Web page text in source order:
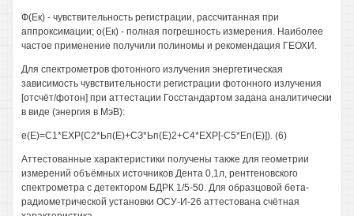
Ф(Ек) - чувствительность регистрации, рассчитанная при
аппроксимации; о(Ек) - полная погрешность измерения. Наиболее
частое применение получили полиномы и рекомендация ГЕОХИ.
Для спектрометров фотонного излучения энергетическая
зависимость чувствительности регистрации фотонного излучения
[отсчёт/фотон] при аттестации Госстандартом задана аналитически
в виде (энергия в МэВ):
е(Е)=С1*ЕХР{С2*Ьп(Е)+СЗ*Ьп(Е)2+С4*ЕХР[-С5*Еп(Е)]). (6)
Аттестованные характеристики получены также для геометрии
измерений объёмных источников Дента 0,1л, рентгеновского
спектрометра с детектором БДРК 1/5-50. Для образцовой бета-
радиометрической установки ОСУ-И-26 аттестована счётная